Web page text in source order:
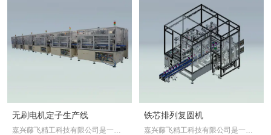
▲本系列机型可与自动上料系统、
自动焊锡系统、自动检测系统等组
成自动化生产流水线
5.生产线节拍: CT<15S(根据生产工
艺参数而定)
无刷电机定子生产线
嘉兴藤飞精工科技有限公司是一家
铁芯排列复圆机
嘉兴藤飞精工科技有限公司是一家